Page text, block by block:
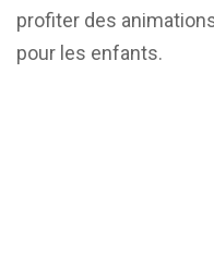
profiter des
pour les enfants.